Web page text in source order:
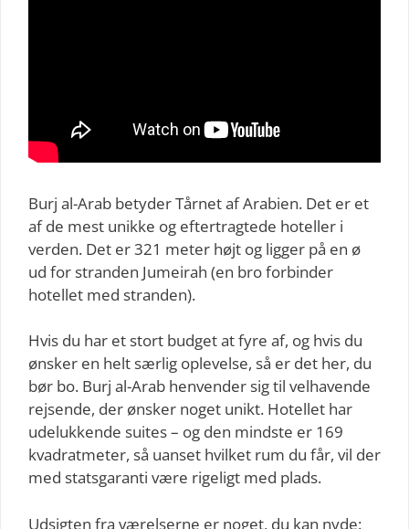
Burj al-Arab betyder Tårnet af Arabien. Det er et
af de mest unikke og eftertragtede hoteller i
verden. Det er 321 meter højt og ligger på en ø
ud for stranden Jumeirah (en bro forbinder
hotellet med stranden).
Hvis du har et stort budget at fyre af, og hvis du
ønsker en helt særlig oplevelse, så er det her, du
bør bo. Burj al-Arab henvender sig til velhavende
rejsende, der ønsker noget unikt. Hotellet har
udelukkende suites – og den mindste er 169
kvadratmeter, så uanset hvilket rum du får, vil der
med statsgaranti være rigeligt med plads.
Udsigten fra værelserne er noget, du kan nyde: